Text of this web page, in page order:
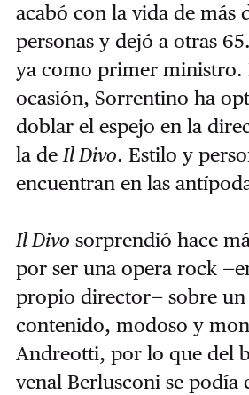
acabó con la vida de más
personas y dejó a otras
ya como primer ministro.
ocasión, Sorrentino ha
doblar el espejo en la
la deIl Divo. Estilo y
encuentran en las
Il Divo sorprendió hace
por ser una opera rock
propio director— sobre
contenido, modoso y
Andreotti, por lo que del
venal Berlusconi se podía